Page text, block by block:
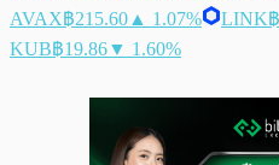
AVAX฿215.60 ▲ 1.07% LINK
KUB฿19.86▼ 1.60%